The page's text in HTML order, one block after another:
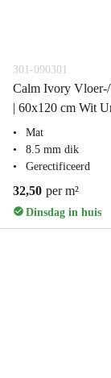
301-090301
Calm Ivory Vloer-/
| 60x120 cm Wit
Mat
8.5 mm dik
Gerectificeerd
32,50 per m²
Dinsdag in huis